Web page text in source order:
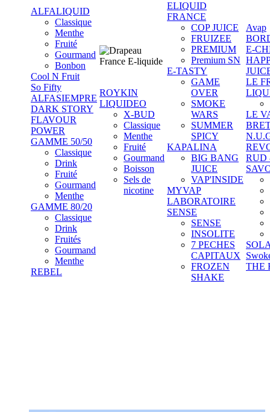
ALFALIQUID
Classique
Menthe
Fruité
Gourmand
Bonbon
Cool N Fruit
So Fifty
ALFASIEMPRE
DARK STORY
FLAVOUR
POWER
GAMME 50/50
Classique
Drink
Fruité
Gourmand
Menthe
GAMME 80/20
Classique
Drink
Fruités
Gourmand
Menthe
REBEL
ROYKIN
LIQUIDEO
X-BUD
Classique
Menthe
Fruité
Gourmand
Boisson
Sels de
nicotine
ELIQUID
FRANCE
COP JUICE
FRUIZEE
PREMIUM
Premium SN
E-TASTY
GAME
OVER
SMOKE
WARS
SUMMER
SPICY
KAPALINA
BIG BANG
JUICE
VAP'INSIDE
MYVAP
LABORATOIRE
SENSE
SENSE
INSOLITE
7 PECHES
CAPITAUX
FROZEN
SHAKE
Avap
E-
LE
LE
RUD
THE